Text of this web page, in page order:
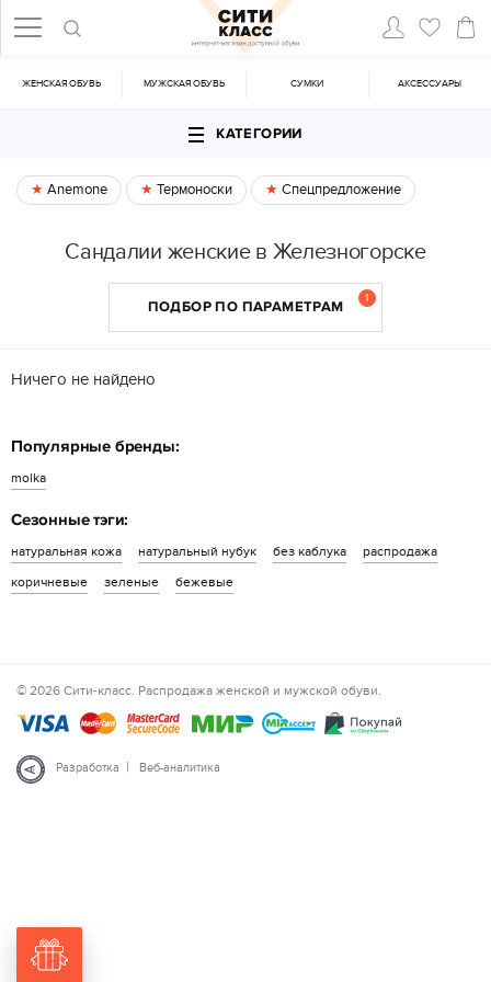
ЖЕНСКАЯ ОБУВЬ МУЖСКАЯ ОБУВЬ CУМКИ АКСЕССУАРЫ
КАТЕГОРИИ
Anemone Термоноски Спецпредложение
Сандалии женские в Железногорске
ПОДБОР ПО ПАРАМЕТРАМ 1
Ничего не найдено
Популярные бренды:
molka
Сезонные тэги:
натуральная кожа натуральный нубук без каблука
распродажа
коричневые
зеленые бежевые
© 2026 Сити-класс. Распродажа женской и мужской обуви.
Разработка | Веб-аналитика